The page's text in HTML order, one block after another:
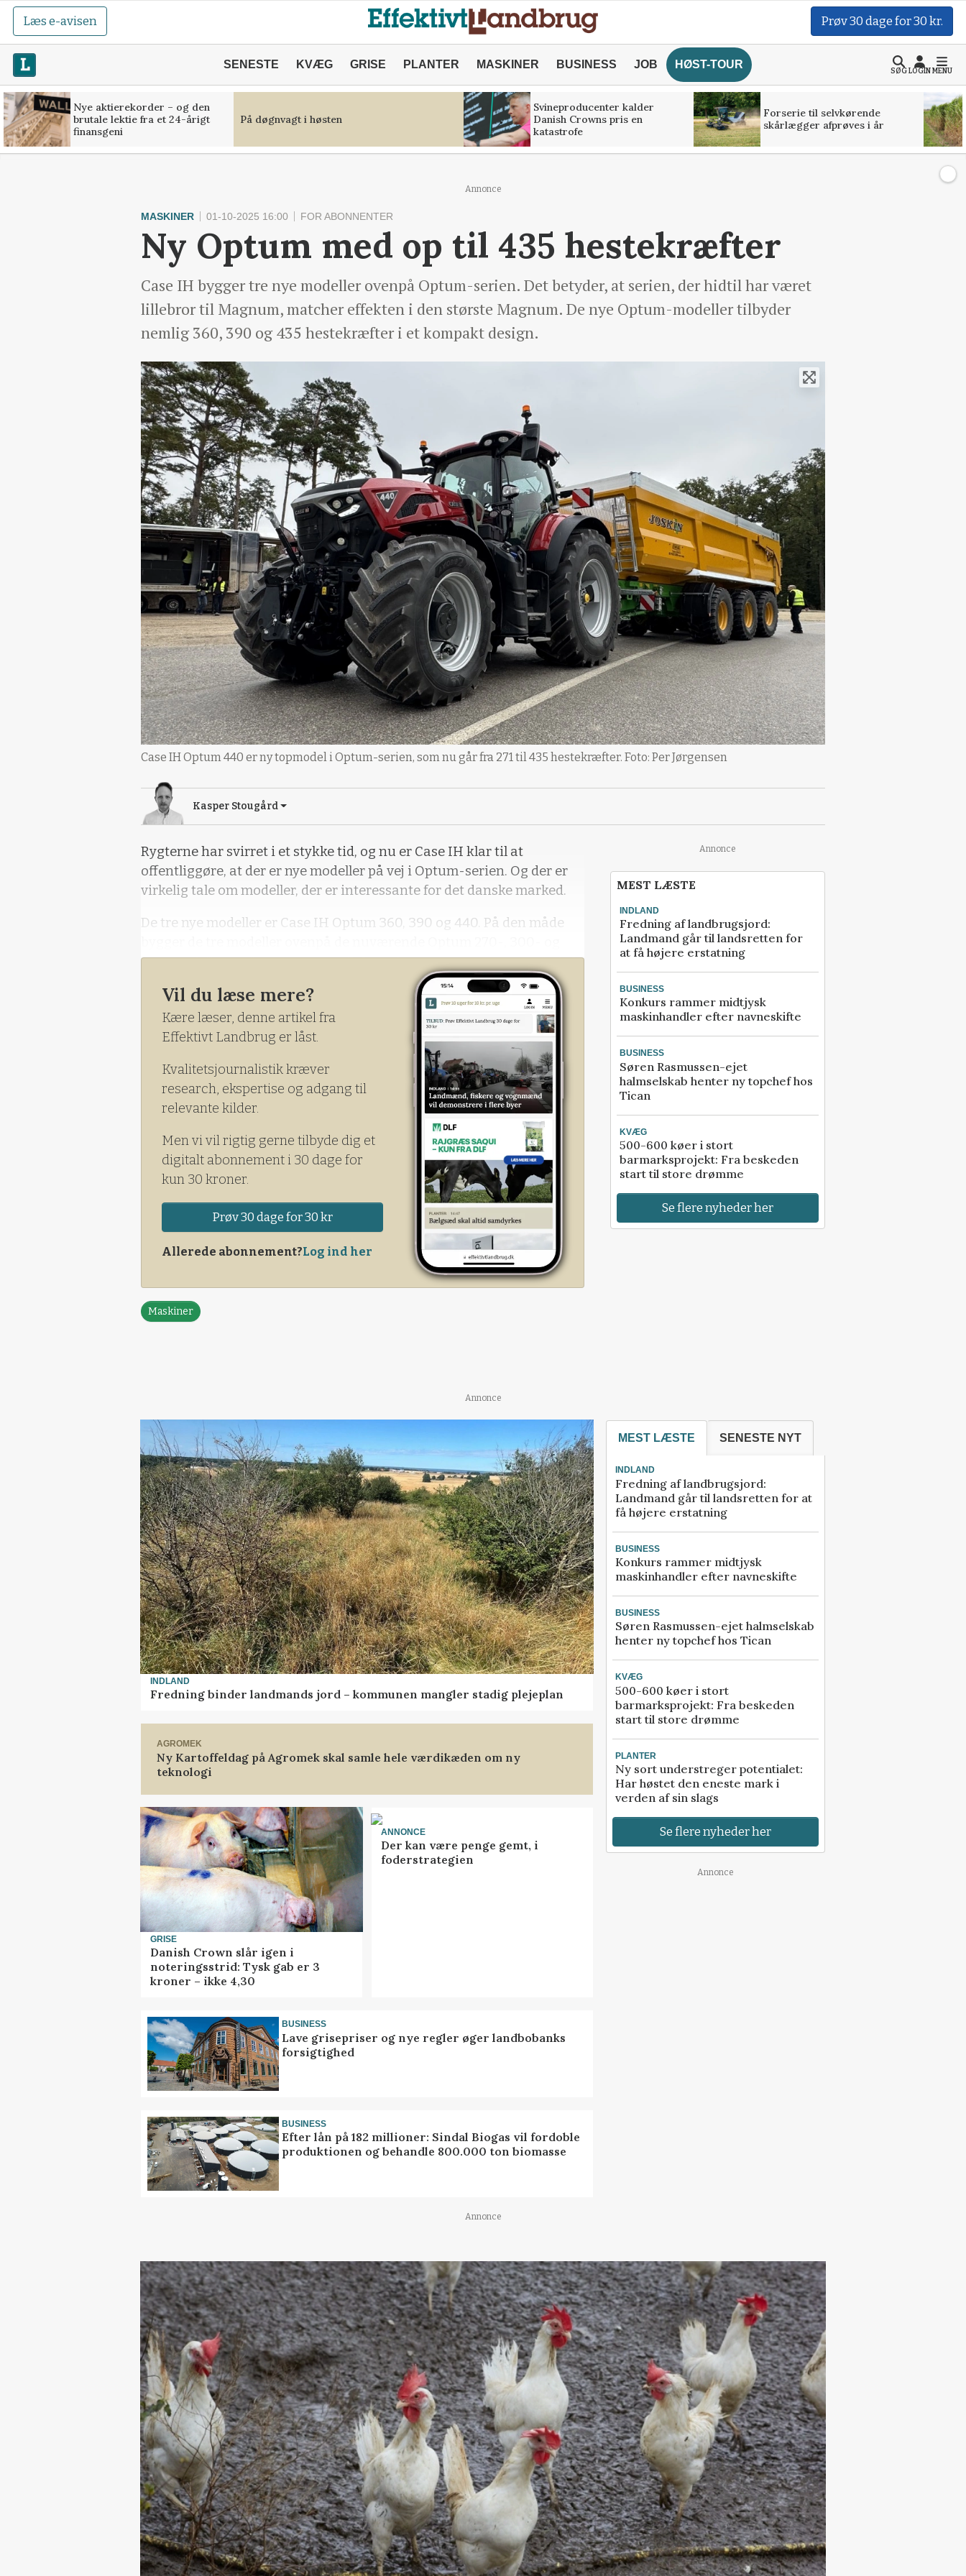
Læs e-avisen Prøv 30 dage for 30 kr.
SENESTE KVÆG GRISE PLANTER MASKINER BUSINESS JOB HØST-TOUR
SØGLOGINMENU
Nye aktierekorder – og den
brutale lektie fra et 24-årigt
finansgeni
På døgnvagt i høsten
Svineproducenter kalder
Danish Crowns pris en
katastrofe
Forserie til selvkørende
skårlægger afprøves i år
Annonce
MASKINER 01-10-2025 16:00 FOR ABONNENTER
Ny Optum med op til 435 hestekræfter
Case IH bygger tre nye modeller ovenpå Optum-serien. Det betyder, at serien, der hidtil har været
lillebror til Magnum, matcher effekten i den største Magnum. De nye Optum-modeller tilbyder
nemlig 360, 390 og 435 hestekræfter i et kompakt design.
Case IH Optum 440 er ny topmodel i Optum-serien, som nu går fra 271 til 435 hestekræfter. Foto: Per Jørgensen
Kasper Stougård
Rygterne har svirret i et stykke tid, og nu er Case IH klar til at
offentliggøre, at der er nye modeller på vej i Optum-serien. Og der er
virkelig tale om modeller, der er interessante for det danske marked.
De tre nye modeller er Case IH Optum 360, 390 og 440. På den måde
340-modeller, og lægger sig parallelt med Magnum-serien, som hidtil
har været de største konventionelle traktorer fra Case IH.
Vil du læse mere?
Kære læser, denne artikel fra
Effektivt Landbrug er låst.
Kvalitetsjournalistik kræver
research, ekspertise og adgang til
relevante kilder.
Men vi vil rigtig gerne tilbyde dig et
digitalt abonnement i 30 dage for
kun 30 kroner.
Prøv 30 dage for 30 kr
Allerede abonnement?Log ind her
Maskiner
Annonce
MEST LÆSTE
INDLAND
Fredning af landbrugsjord:
Landmand går til landsretten for
at få højere erstatning
BUSINESS
Konkurs rammer midtjysk
maskinhandler efter navneskifte
BUSINESS
Søren Rasmussen-ejet
halmselskab henter ny topchef hos
Tican
KVÆG
500-600 køer i stort
barmarksprojekt: Fra beskeden
start til store drømme
Se flere nyheder her
Annonce
INDLAND
Fredning binder landmands jord – kommunen mangler stadig plejeplan
AGROMEK
Ny Kartoffeldag på Agromek skal samle hele værdikæden om ny
teknologi
GRISE
Danish Crown slår igen i
noteringsstrid: Tysk gab er 3
kroner – ikke 4,30
ANNONCE
Der kan være penge gemt, i
foderstrategien
BUSINESS
Lave grisepriser og nye regler øger landbobanks
forsigtighed
BUSINESS
Efter lån på 182 millioner: Sindal Biogas vil fordoble
produktionen og behandle 800.000 ton biomasse
MEST LÆSTE SENESTE NYT
INDLAND
Fredning af landbrugsjord:
Landmand går til landsretten for at
få højere erstatning
BUSINESS
Konkurs rammer midtjysk
maskinhandler efter navneskifte
BUSINESS
Søren Rasmussen-ejet halmselskab
henter ny topchef hos Tican
KVÆG
500-600 køer i stort
barmarksprojekt: Fra beskeden
start til store drømme
PLANTER
Ny sort understreger potentialet:
Har høstet den eneste mark i
verden af sin slags
Se flere nyheder her
Annonce
Annonce